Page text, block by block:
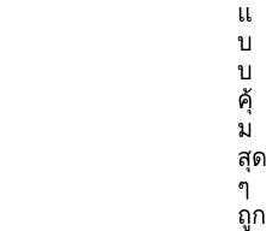
แ
บ
บ
คุ้
ม
สุด
ๆ
ถูก